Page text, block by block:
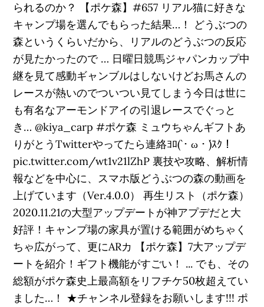
られるのか？ 【ポケ森】#657 リアル猫に好きな
キャンプ場を選んでもらった結果…！ どうぶつの
森というくらいだから、リアルのどうぶつの反応
が見たかったので … 日曜日競馬ジャパンカップ中
継を見て感動ギャンブルはしないけどお馬さんの
レースが熱いのでついつい見てしまう今日は世に
も有名なアーモンドアイの引退レースでぐっと
き… @kiya_carp #ポケ森 ミュウちゃんギフトあ
りがとうTwitterやってたら連絡ﾖﾛ(`・ω・´)ｽｸ！
pic.twitter.com/wt1v21lZhP 裏技や攻略、解析情
報などを中心に、スマホ版どうぶつの森の動画を
上げています（Ver.4.0.0） 再生リスト（ポケ森）
2020.11.21の大型アップデートが神アプデだと大
好評！キャンプ場の家具が置ける範囲がめちゃく
ちゃ広がって、更にARカ 【ポケ森】7大アップデ
ートを紹介！ギフト機能がすごい！ ... でも、その
総額がポケ森史上最高額をリフチケ50枚超えてい
ました…！ ★チャンネル登録をお願いします!!! ポ